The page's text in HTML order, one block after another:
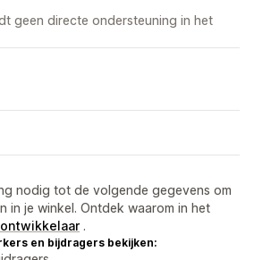
geen directe ondersteuning in het
nodig tot de volgende gegevens om
in je winkel. Ontdek waarom in het
.
en bijdragers bekijken: